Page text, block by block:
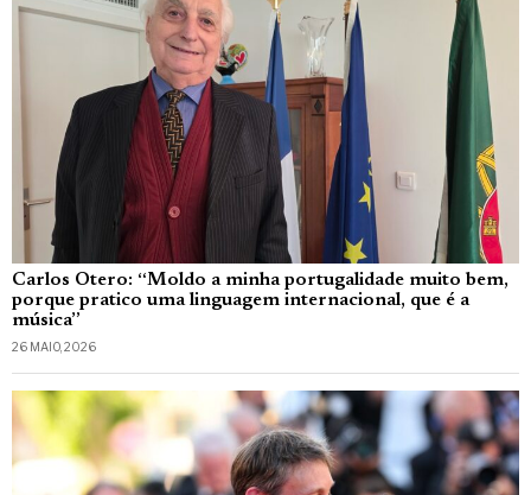
Carlos Otero: “Moldo a minha portugalidade muito bem,
porque pratico uma linguagem internacional, que é a
música”
26 MAIO, 2026